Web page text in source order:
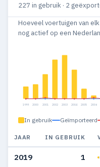
227 in gebruik · 2
Hoeveel voertuigen van
nog actief op een
1999 2000 2001 2002 2003 2004 2005 2006
In gebruik Geïmporteerd
JAAR IN GEBRUIK
2019 1